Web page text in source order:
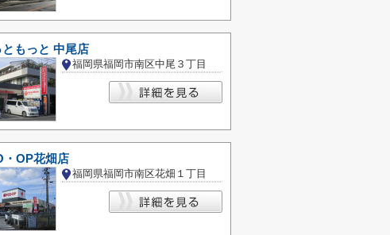
ともっと 中尾店
福岡県福岡市南区中尾３丁目
・OP花畑店
福岡県福岡市南区花畑１丁目